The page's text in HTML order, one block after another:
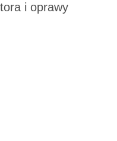
i oprawy